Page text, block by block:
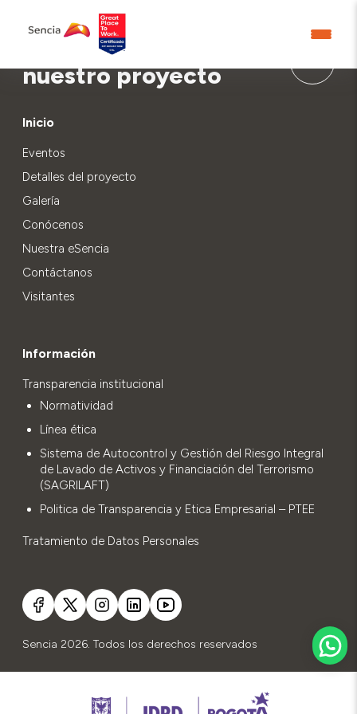
Aprende más sobre
nuestro proyecto
Inicio
Eventos
Detalles del proyecto
Galería
Conócenos
Nuestra eSencia
Contáctanos
Visitantes
Información
Transparencia institucional
Normatividad
Línea ética
Sistema de Autocontrol y Gestión del Riesgo Integral
de Lavado de Activos y Financiación del Terrorismo
(SAGRILAFT)
Politica de Transparencia y Etica Empresarial – PTEE
Tratamiento de Datos Personales
Sencia 2026. Todos los derechos reservados